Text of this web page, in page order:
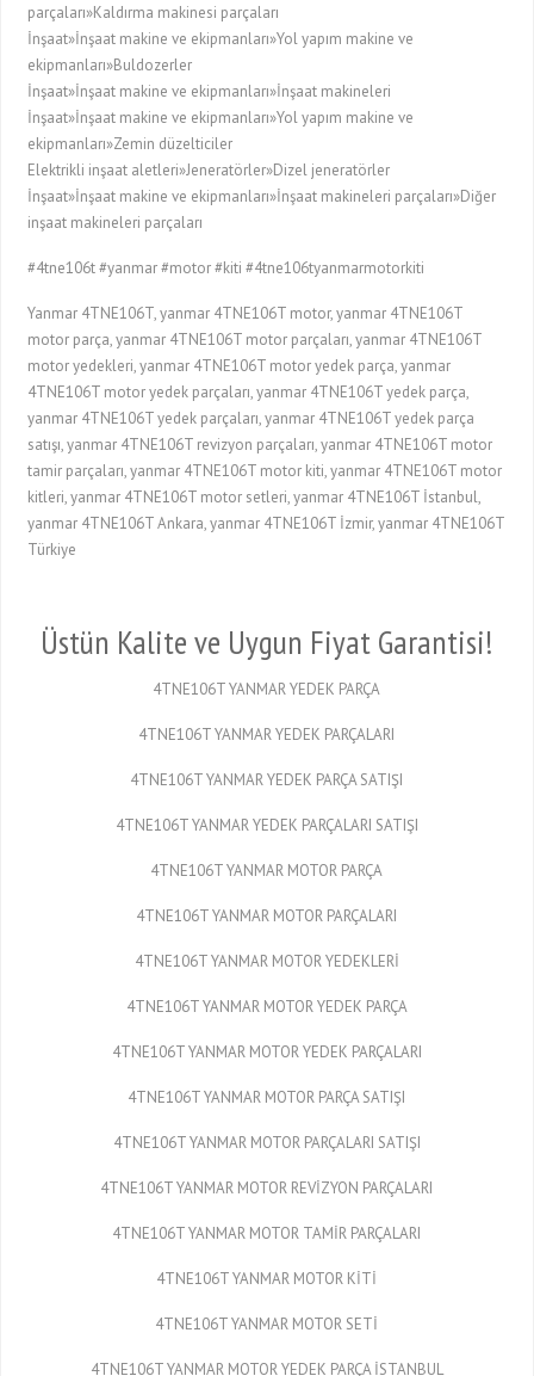
parçaları»Kaldırma makinesi parçaları
İnşaat»İnşaat makine ve ekipmanları»Yol yapım makine ve
ekipmanları»Buldozerler
İnşaat»İnşaat makine ve ekipmanları»İnşaat makineleri
İnşaat»İnşaat makine ve ekipmanları»Yol yapım makine ve
ekipmanları»Zemin düzelticiler
Elektrikli inşaat aletleri»Jeneratörler»Dizel jeneratörler
İnşaat»İnşaat makine ve ekipmanları»İnşaat makineleri parçaları»Diğer
inşaat makineleri parçaları
#4tne106t #yanmar #motor #kiti #4tne106tyanmarmotorkiti
Yanmar 4TNE106T, yanmar 4TNE106T motor, yanmar 4TNE106T
motor parça, yanmar 4TNE106T motor parçaları, yanmar 4TNE106T
motor yedekleri, yanmar 4TNE106T motor yedek parça, yanmar
4TNE106T motor yedek parçaları, yanmar 4TNE106T yedek parça,
yanmar 4TNE106T yedek parçaları, yanmar 4TNE106T yedek parça
satışı, yanmar 4TNE106T revizyon parçaları, yanmar 4TNE106T motor
tamir parçaları, yanmar 4TNE106T motor kiti, yanmar 4TNE106T motor
kitleri, yanmar 4TNE106T motor setleri, yanmar 4TNE106T İstanbul,
yanmar 4TNE106T Ankara, yanmar 4TNE106T İzmir, yanmar 4TNE106T
Türkiye
Üstün Kalite ve Uygun Fiyat Garantisi!
4TNE106T YANMAR YEDEK PARÇA
4TNE106T YANMAR YEDEK PARÇALARI
4TNE106T YANMAR YEDEK PARÇA SATIŞI
4TNE106T YANMAR YEDEK PARÇALARI SATIŞI
4TNE106T YANMAR MOTOR PARÇA
4TNE106T YANMAR MOTOR PARÇALARI
4TNE106T YANMAR MOTOR YEDEKLERİ
4TNE106T YANMAR MOTOR YEDEK PARÇA
4TNE106T YANMAR MOTOR YEDEK PARÇALARI
4TNE106T YANMAR MOTOR PARÇA SATIŞI
4TNE106T YANMAR MOTOR PARÇALARI SATIŞI
4TNE106T YANMAR MOTOR REVİZYON PARÇALARI
4TNE106T YANMAR MOTOR TAMİR PARÇALARI
4TNE106T YANMAR MOTOR KİTİ
4TNE106T YANMAR MOTOR SETİ
4TNE106T YANMAR MOTOR YEDEK PARÇA İSTANBUL